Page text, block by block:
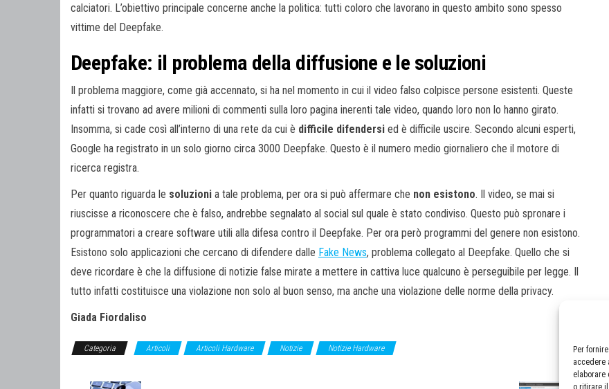
Per
accedere
elaborare
o ritirare il
calciatori. L’obiettivo principale concerne anche la politica: tutti coloro che lavorano in questo ambito sono spesso
vittime del Deepfake.
Deepfake: il problema della diffusione e le soluzioni
Il problema maggiore, come già accennato, si ha nel momento in cui il video falso colpisce persone esistenti. Queste
infatti si trovano ad avere milioni di commenti sulla loro pagina inerenti tale video, quando loro non lo hanno girato.
Insomma, si cade così all’interno di una rete da cui è difficile difendersi ed è difficile uscire. Secondo alcuni esperti,
Google ha registrato in un solo giorno circa 3000 Deepfake. Questo è il numero medio giornaliero che il motore di
ricerca registra.
Per quanto riguarda le soluzioni a tale problema, per ora si può affermare che non esistono. Il video, se mai si
riuscisse a riconoscere che è falso, andrebbe segnalato al social sul quale è stato condiviso. Questo può spronare i
programmatori a creare software utili alla difesa contro il Deepfake. Per ora però programmi del genere non esistono.
Esistono solo applicazioni che cercano di difendere dalle Fake News, problema collegato al Deepfake. Quello che si
deve ricordare è che la diffusione di notizie false mirate a mettere in cattiva luce qualcuno è perseguibile per legge. Il
tutto infatti costituisce una violazione non solo al buon senso, ma anche una violazione delle norme della privacy.
Giada Fiordaliso
Categoria Articoli Articoli Hardware Notizie Notizie Hardware